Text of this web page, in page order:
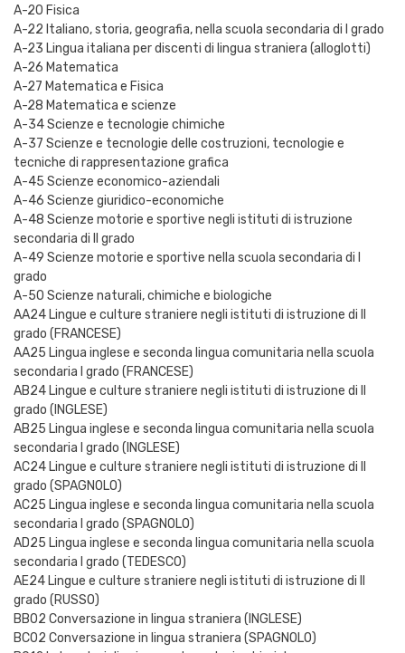
A-20 Fisica
A-22 Italiano, storia, geografia, nella scuola secondaria di I grado
A-23 Lingua italiana per discenti di lingua straniera (alloglotti)
A-26 Matematica
A-27 Matematica e Fisica
A-28 Matematica e scienze
A-34 Scienze e tecnologie chimiche
A-37 Scienze e tecnologie delle costruzioni, tecnologie e
tecniche di rappresentazione grafica
A-45 Scienze economico-aziendali
A-46 Scienze giuridico-economiche
A-48 Scienze motorie e sportive negli istituti di istruzione
secondaria di II grado
A-49 Scienze motorie e sportive nella scuola secondaria di I
grado
A-50 Scienze naturali, chimiche e biologiche
AA24 Lingue e culture straniere negli istituti di istruzione di II
grado (FRANCESE)
AA25 Lingua inglese e seconda lingua comunitaria nella scuola
secondaria I grado (FRANCESE)
AB24 Lingue e culture straniere negli istituti di istruzione di II
grado (INGLESE)
AB25 Lingua inglese e seconda lingua comunitaria nella scuola
secondaria I grado (INGLESE)
AC24 Lingue e culture straniere negli istituti di istruzione di II
grado (SPAGNOLO)
AC25 Lingua inglese e seconda lingua comunitaria nella scuola
secondaria I grado (SPAGNOLO)
AD25 Lingua inglese e seconda lingua comunitaria nella scuola
secondaria I grado (TEDESCO)
AE24 Lingue e culture straniere negli istituti di istruzione di II
grado (RUSSO)
BB02 Conversazione in lingua straniera (INGLESE)
BC02 Conversazione in lingua straniera (SPAGNOLO)